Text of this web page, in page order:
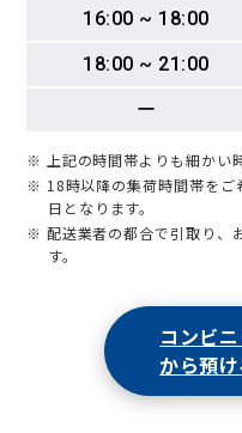
16:00 ~ 18:00
18:00 ~ 21:00
ー
※ 上記の時間帯よりも細かい
※ 18時以降の集荷時間帯をご
日となります。
※ 配送業者の都合で引取り、
す。
コンビ
から預